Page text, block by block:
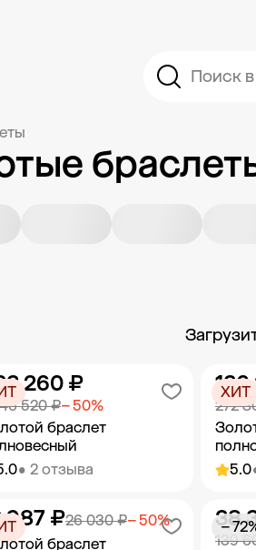
Поиск
• 2 отзыва
браслет
520 ₽− 50%
260 ₽
Добавить в корзину
5.0
272
136
ХИТ
браслет
26 030 ₽− 50%
987 ₽
139
38
−